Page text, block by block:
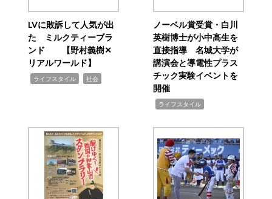
LVに敗訴して人気が出
た ミルクティーブラ
ンド 【野村義樹✕
リアルワールド】
ライフスタイル 社会
ノーベル賞受賞・白川
英樹博士が小中高生を
直接指導 名城大学が
講演会と導電性プラス
チック実験イベントを
開催
ライフスタイル